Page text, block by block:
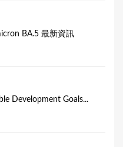
BA.5 最新資訊
Development Goals...